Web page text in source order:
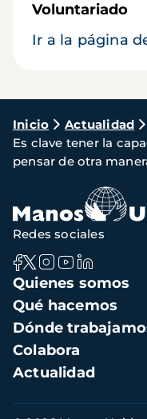
Voluntariado
Ir a la página
Ruta
de
navegación
Inicio Actualidad
Es clave tener la
pensar de otra
Navegación
principal
Quienes somos
Qué hacemos
Dónde
Colabora
Actualidad
Redes sociales